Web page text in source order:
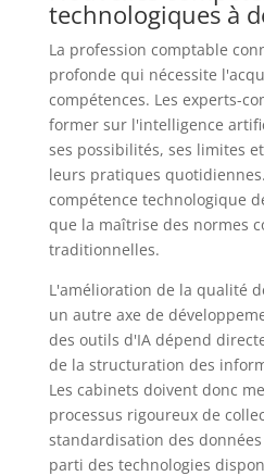
technologiques à
La profession comptable
profonde qui nécessite
compétences. Les experts-
former sur l'intelligence
ses possibilités, ses limites
leurs pratiques
compétence technologique
que la maîtrise des normes
traditionnelles.
L'amélioration de la qualité
un autre axe de
des outils d'IA dépend
de la structuration des
Les cabinets doivent donc
processus rigoureux de
standardisation des
parti des technologies